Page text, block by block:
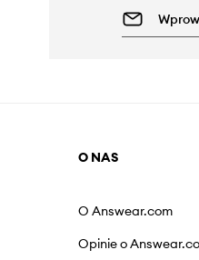
O NAS
O Answear.com
Opinie o